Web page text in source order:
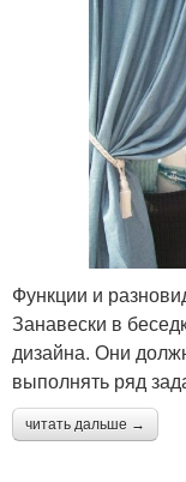
Функции и
Занавески в
дизайна. Они
выполнять ряд
читать дальше →